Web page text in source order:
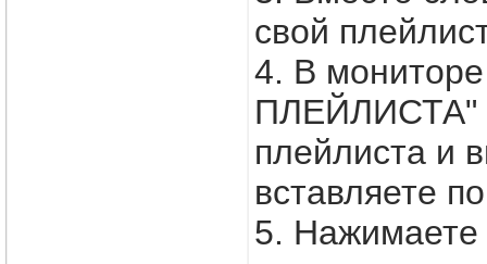
свой
4. В
ПЛЕЙЛИСТА"
плейлиста
вставляете
5. Нажимаете